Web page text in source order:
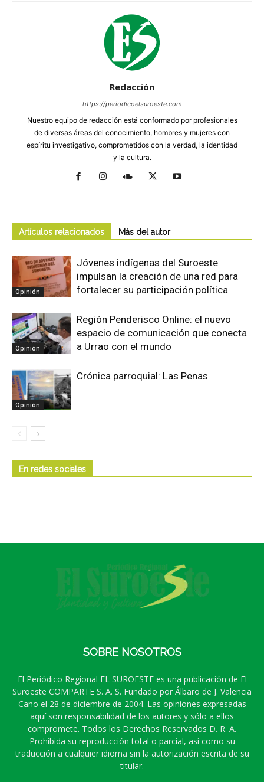
Redacción
https://periodicoelsuroeste.com
Nuestro equipo de redacción está conformado por profesionales
de diversas áreas del conocimiento, hombres y mujeres con
espíritu investigativo, comprometidos con la verdad, la identidad
y la cultura.
Artículos relacionados Más del autor
Opinión
Jóvenes indígenas del Suroeste
impulsan la creación de una red para
fortalecer su participación política
Opinión
Región Penderisco Online: el nuevo
espacio de comunicación que conecta
a Urrao con el mundo
Opinión
Crónica parroquial: Las Penas
En redes sociales
SOBRE NOSOTROS
El Periódico Regional EL SUROESTE es una publicación de El
Suroeste COMPARTE S. A. S. Fundado por Álbaro de J. Valencia
Cano el 28 de diciembre de 2004. Las opiniones expresadas
aquí son responsabilidad de los autores y sólo a ellos
compromete. Todos los Derechos Reservados D. R. A.
Prohibida su reproducción total o parcial, así como su
traducción a cualquier idioma sin la autorización escrita de su
titular.